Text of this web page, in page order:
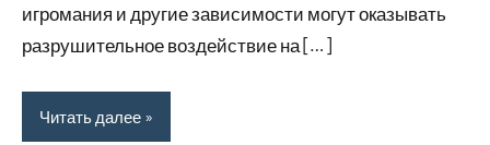
игромания и другие зависимости могут оказывать
разрушительное воздействие на […]
Читать далее